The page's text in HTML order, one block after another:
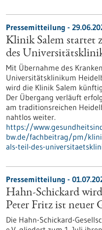
Pressemitteilung -
Klinik Salem startet
des
Mit Übernahme des
Universitätsklinikum
wird die Klinik Salem
Der Übergang verläuft
am traditionsreichen
nahtlos weiter.
https://
bw.de/fachbeitrag/pm/
als-teil-des-
Pressemitteilung -
Hahn-Schickard
Peter Fritz ist neuer
Die Hahn-Schickard-